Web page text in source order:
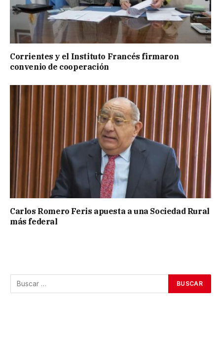
Corrientes y el Instituto Francés firmaron
convenio de cooperación
Carlos Romero Feris apuesta a una Sociedad Rural
más federal